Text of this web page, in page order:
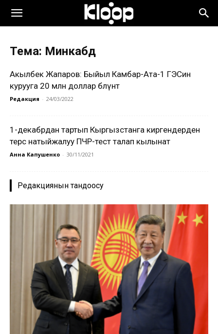
Тема: Минкабд
Акылбек Жапаров: Быйыл Камбар-Ата-1 ГЭСин
курууга 20 млн доллар бөлүнөт
Редакция - 24/03/2022
1-декабрдан тартып Кыргызстанга киргендерден
терс натыйжалуу ПЧР-тест талап кылынат
Анна Капушенко - 30/11/2021
Редакциянын тандоосу